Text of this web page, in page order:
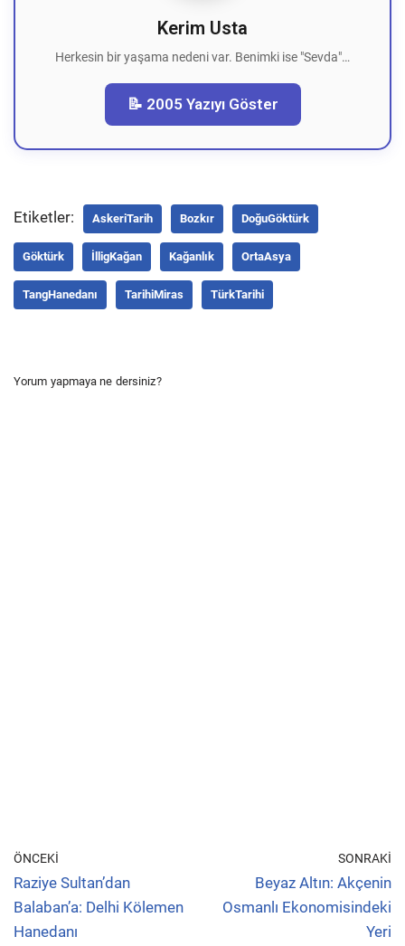
Kerim Usta
Herkesin bir yaşama nedeni var. Benimki ise "Sevda"…
📝 2005 Yazıyı Göster
Etiketler: AskeriTarih Bozkır DoğuGöktürk
Göktürk İlligKağan Kağanlık OrtaAsya
TangHanedanı TarihiMiras TürkTarihi
Yorum yapmaya ne dersiniz?
ÖNCEKI
Raziye Sultan’dan
Balaban’a: Delhi Kölemen
Hanedanı
SONRAKI
Beyaz Altın: Akçenin
Osmanlı Ekonomisindeki
Yeri